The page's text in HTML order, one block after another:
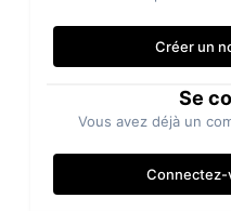
Créer un
Se
Vous avez déjà un
Connectez-